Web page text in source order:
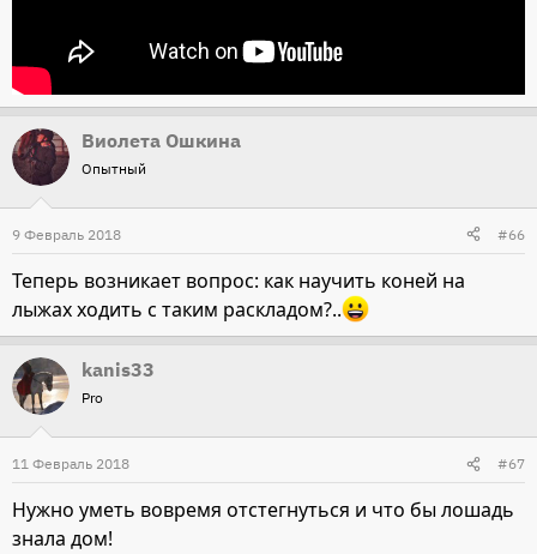
Виолета Ошкина
Опытный
9 Февраль 2018 #66
Теперь возникает вопрос: как научить коней на
лыжах ходить с таким раскладом?..
kanis33
Pro
11 Февраль 2018 #67
Нужно уметь вовремя отстегнуться и что бы лошадь
знала дом!